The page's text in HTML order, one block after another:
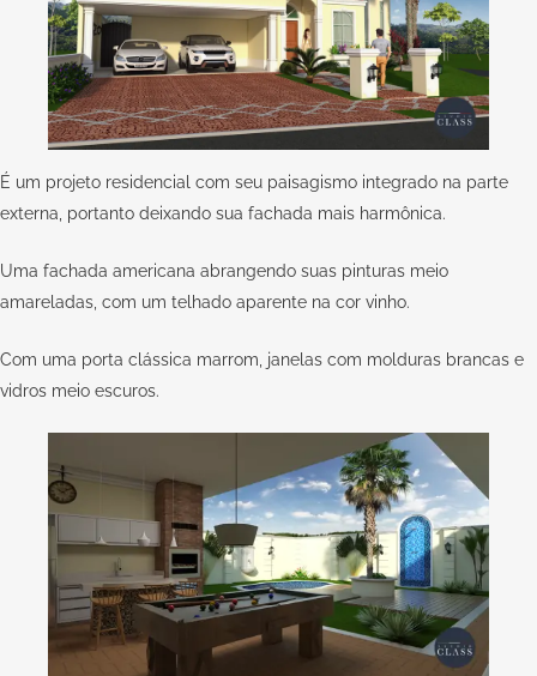
É um projeto residencial com seu paisagismo integrado na parte
externa, portanto deixando sua fachada mais harmônica.
Uma fachada americana abrangendo suas pinturas meio
amareladas, com um telhado aparente na cor vinho.
Com uma porta clássica marrom, janelas com molduras brancas e
vidros meio escuros.